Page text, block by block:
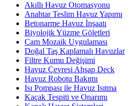
Akıllı Havuz Otomasyonu
Anahtar Teslim Havuz Yapımı
Betonarme Havuz İnşaatı
Biyolojik Yüzme Göletleri
Cam Mozaik Uygulaması
Doğal Taş Kaplamalı Havuzlar
Filtre Kumu Değişimi
Havuz Çevresi Ahşap Deck
Havuz Robotu Bakımı
Isı Pompası ile Havuz Isıtma
Kaçak Tespiti ve Onarımı